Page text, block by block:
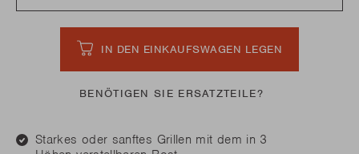
IN DEN EINKAUFSWAGEN LEGEN
BENÖTIGEN SIE ERSATZTEILE?
Starkes oder sanftes Grillen mit dem in 3